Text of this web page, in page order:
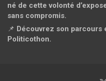
né de cette volonté
sans compromis.
📌 Découvrez son parcours
Politicothon.